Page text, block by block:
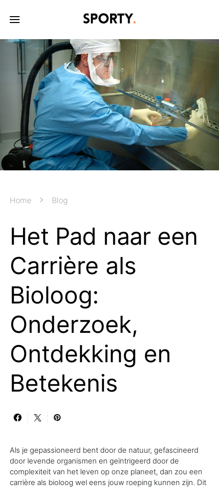
Home Blog
Het Pad naar een
Carrière als
Bioloog:
Onderzoek,
Ontdekking en
Betekenis
Als je gepassioneerd bent door de natuur, gefascineerd
door levende organismen en geïntrigeerd door de
complexiteit van het leven op onze planeet, dan zou een
carrière als bioloog wel eens jouw roeping kunnen zijn. Dit